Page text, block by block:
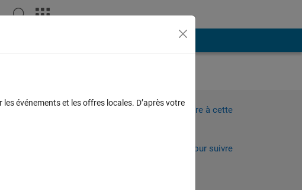
by-1
this
Connectez-vous pour répondre à cette
Connectez-vous pour suivre
événements et les offres locales. D’après votre